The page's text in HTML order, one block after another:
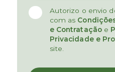
Autorizo o envio
com as
e Contratação e
Privacidade e
site.